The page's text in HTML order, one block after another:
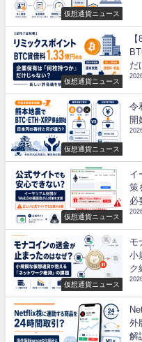
仮想通貨ニュース
仮想通貨ニュース
だ
仮想通貨ニュース
令
開
仮想通貨ニュース
イ
策
必
仮想通貨ニュース
モ
小
ク
外
解